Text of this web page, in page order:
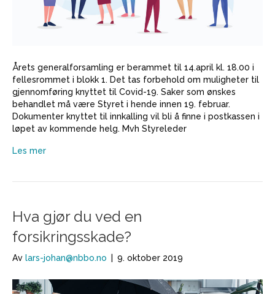
Årets generalforsamling er berammet til 14.april kl. 18.00 i
fellesrommet i blokk 1. Det tas forbehold om muligheter til
gjennomføring knyttet til Covid-19. Saker som ønskes
behandlet må være Styret i hende innen 19. februar.
Dokumenter knyttet til innkalling vil bli å finne i postkassen i
løpet av kommende helg. Mvh Styreleder
Les mer
Hva gjør du ved en
forsikringsskade?
Av lars-johan@nbbo.no 9. oktober 2019